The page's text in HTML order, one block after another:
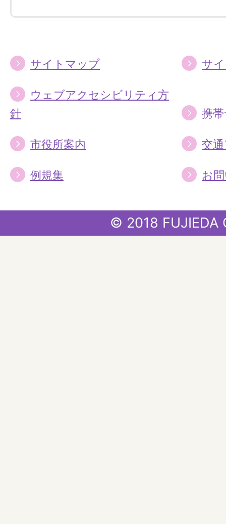
サイトマップ サ
ウェブアクセシビリティ方
針
携
市役所案内 交
例規集 お
© 2018 FUJIEDA